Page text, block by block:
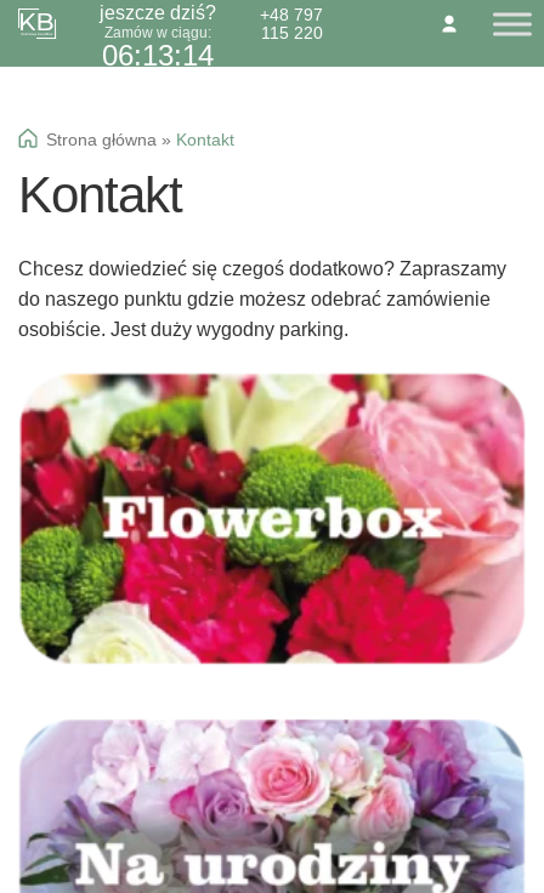
O NAS KONTAKTBLOG
Przejdź
do
Przejdź
do
jeszcze dziś?
Zamów w ciągu:
06:13:13
+48 797
115 220
Dzień Babci 21.01
Kwiaty
Kolorowa gipsówka
Strona główna » Kontakt
Kontakt
Chcesz dowiedzieć się czegoś dodatkowo? Zapraszamy
do naszego punktu gdzie możesz odebrać zamówienie
osobiście. Jest duży wygodny parking.